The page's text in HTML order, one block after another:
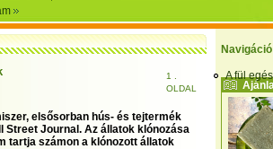
Navigáció
A fül
1 .
OLDAL
elsősorban hús- és tejtermék
Street Journal. Az állatok klónozása
tartja számon a klónozott állatok